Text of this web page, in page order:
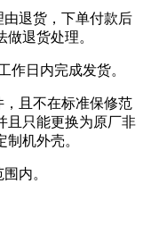
退货，下单付款后
退货处理。
作日内完成发货。
且不在标准保修范
且只能更换为原厂非
机外壳。
内。